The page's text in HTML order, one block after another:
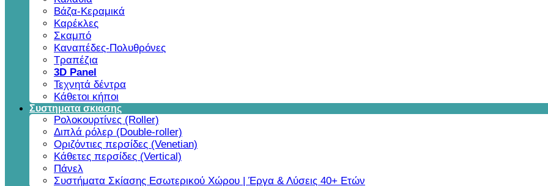
Βάζα-Κεραμικά
Καρέκλες
Σκαμπό
Καναπέδες-Πολυθρόνες
Τραπέζια
3D Panel
Τεχνητά δέντρα
Κάθετοι κήποι
Συστηματα σκιασης
Ρολοκουρτίνες (Roller)
Διπλά ρόλερ (Double-roller)
Οριζόντιες περσίδες (Venetian)
Κάθετες περσίδες (Vertical)
Πάνελ
Συστήματα Σκίασης Εσωτερικού Χώρου | Έργα & Λύσεις 40+ Ετών